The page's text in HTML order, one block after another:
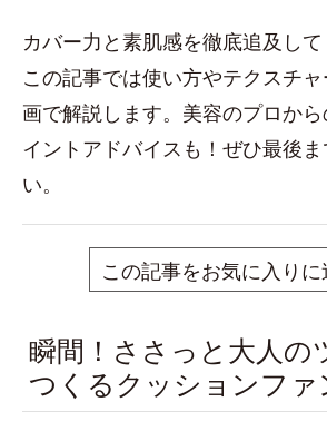
カバー力と素肌感を徹底追及して
この記事では使い方やテクスチ
画で解説します。美容のプロか
イントアドバイスも！ぜひ最後
い。
この記事をお気に入りに
瞬間！ささっと大人の
つくるクッションファ